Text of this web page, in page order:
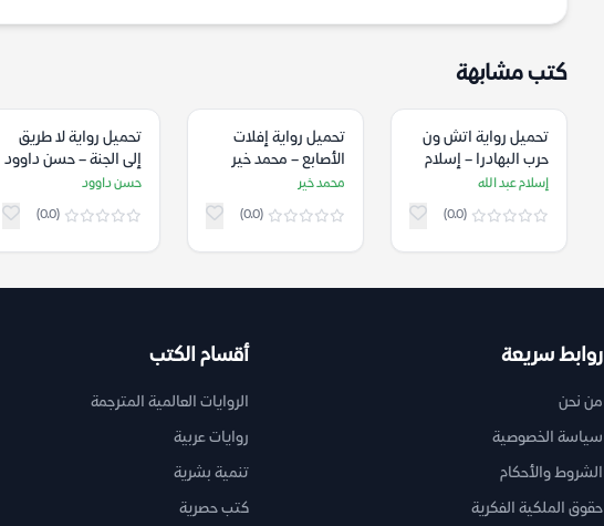
كتب مشابهة
تحميل رواية اتش ون
حرب البهادرا – إسلام
عبد الله
إسلام عبد الله
(0.0)
تحميل رواية إفلات
الأصابع – محمد خير
محمد خير
(0.0)
تحميل رواية لا طريق
إلى الجنة – حسن داوود
حسن داوود
(0.0)
روابط سريعة
من نحن
سياسة الخصوصية
الشروط والأحكام
حقوق الملكية الفكرية
أقسام الكتب
الروايات العالمية المترجمة
روايات عربية
تنمية بشرية
كتب حصرية